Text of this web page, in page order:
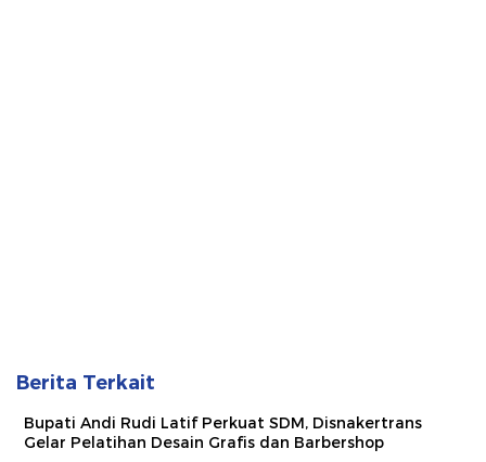
Berita Terkait
Bupati Andi Rudi Latif Perkuat SDM, Disnakertrans
Gelar Pelatihan Desain Grafis dan Barbershop